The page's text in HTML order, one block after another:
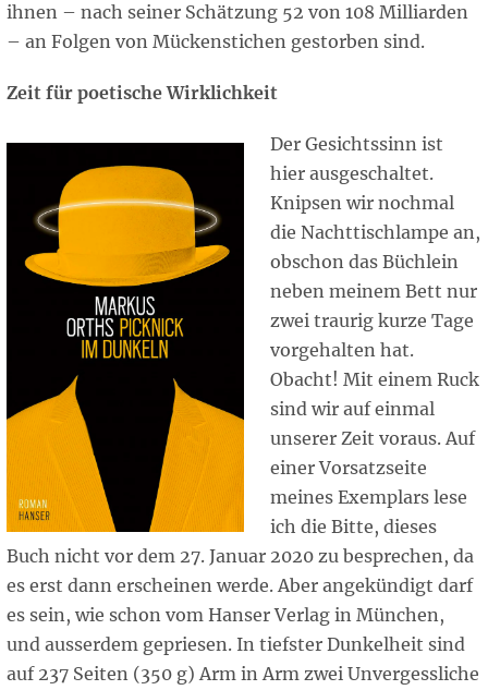
ihnen – nach seiner Schätzung 52 von 108 Milliarden
– an Folgen von Mückenstichen gestorben sind.
Zeit für poetische Wirklichkeit
Der Gesichtssinn ist
hier ausgeschaltet.
Knipsen wir nochmal
die Nachttischlampe an,
obschon das Büchlein
neben meinem Bett nur
zwei traurig kurze Tage
vorgehalten hat.
Obacht! Mit einem Ruck
sind wir auf einmal
unserer Zeit voraus. Auf
einer Vorsatzseite
meines Exemplars lese
ich die Bitte, dieses
Buch nicht vor dem 27. Januar 2020 zu besprechen, da
es erst dann erscheinen werde. Aber angekündigt darf
es sein, wie schon vom Hanser Verlag in München,
und ausserdem gepriesen. In tiefster Dunkelheit sind
auf 237 Seiten (350 g) Arm in Arm zwei Unvergessliche